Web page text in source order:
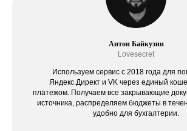
Антон Байкузин
Lovesecret
Используем сервис c 2018 года для
Яндекс.Директ и VK через единый
платежом. Получаем все закрывающие
источника, распределяем бюджеты в
удобно для бухгалтерии.